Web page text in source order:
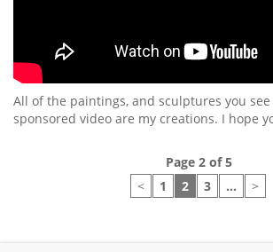
All of the paintings, and sculptures you see
sponsored video are my creations. I hope
Page 2 of 5
<
1 2 3 … >